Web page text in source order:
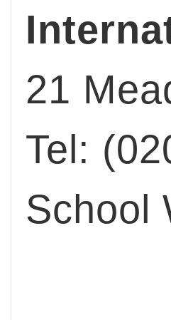
21
Tel:
School